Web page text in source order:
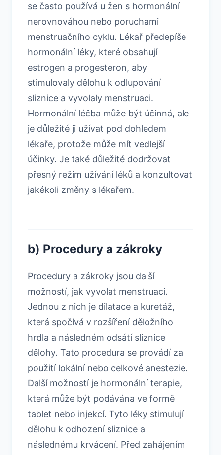
se často používá u žen s hormonální
nerovnováhou nebo poruchami
menstruačního cyklu. Lékař předepíše
hormonální léky, které obsahují
estrogen a progesteron, aby
stimulovaly dělohu k odlupování
sliznice a vyvolaly menstruaci.
Hormonální léčba může být účinná, ale
je důležité ji užívat pod dohledem
lékaře, protože může mít vedlejší
účinky. Je také důležité dodržovat
přesný režim užívání léků a konzultovat
jakékoli změny s lékařem.
b) Procedury a zákroky
Procedury a zákroky jsou další
možností, jak vyvolat menstruaci.
Jednou z nich je dilatace a kuretáž,
která spočívá v rozšíření děložního
hrdla a následném odsátí sliznice
dělohy. Tato procedura se provádí za
použití lokální nebo celkové anestezie.
Další možností je hormonální terapie,
která může být podávána ve formě
tablet nebo injekcí. Tyto léky stimulují
dělohu k odhození sliznice a
následnému krvácení. Před zahájením